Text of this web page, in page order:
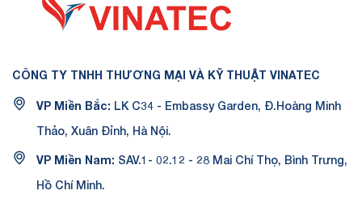
CÔNG TY TNHH THƯƠNG MẠI VÀ KỸ THUẬT VINATEC
VP Miền Bắc: LK C34 - Embassy Garden, Đ.Hoàng Minh
Thảo, Xuân Đỉnh, Hà Nội.
VP Miền Nam: SAV.1- 02.12 - 28 Mai Chí Thọ, Bình Trưng,
Hồ Chí Minh.